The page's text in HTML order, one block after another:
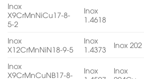
Inox
X9CrMnNiCu17-8-
5-2
Inox
1.4618
Inox
X12CrMnNiN18-9-5
Inox
1.4373
Inox 202
Inox
X9CrMnCuNB17-8-
Inox
Inox